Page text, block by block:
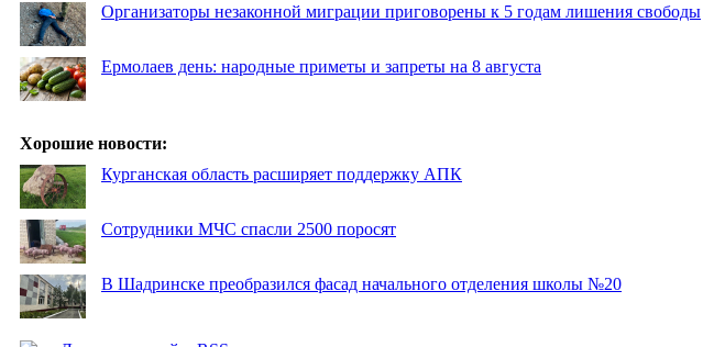
Организаторы незаконной миграции приговорены к 5 годам лишения свободы
Ермолаев день: народные приметы и запреты на 8 августа
Хорошие новости:
Курганская область расширяет поддержку АПК
Сотрудники МЧС спасли 2500 поросят
В Шадринске преобразился фасад начального отделения школы №20